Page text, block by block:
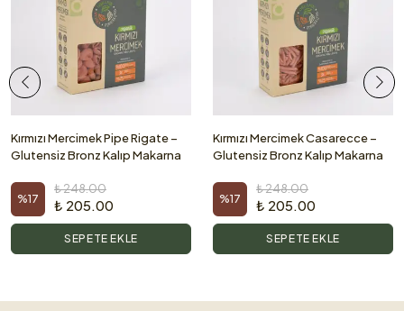
Kırmızı Mercimek Pipe Rigate –
Glutensiz Bronz Kalıp Makarna
%17
₺ 248.00
₺ 205.00
SEPETE EKLE
Kırmızı Mercimek Casarecce –
Glutensiz Bronz Kalıp Makarna
%17
₺ 248.00
₺ 205.00
SEPETE EKLE